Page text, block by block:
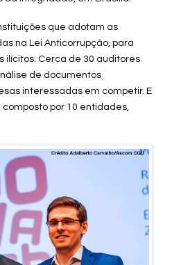
que adotam as
na Lei Anticorrupção, para
ilícitos. Cerca de 30 auditores
de documentos
interessadas em competir. E
por 10 entidades,